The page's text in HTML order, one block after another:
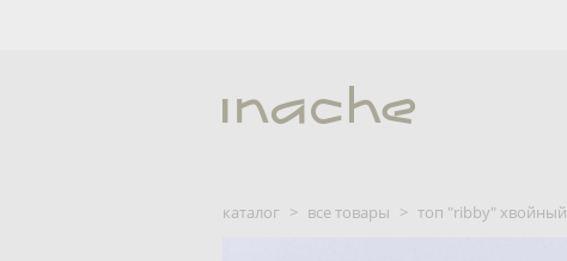
каталог > все товары > топ "ribby" хвойный